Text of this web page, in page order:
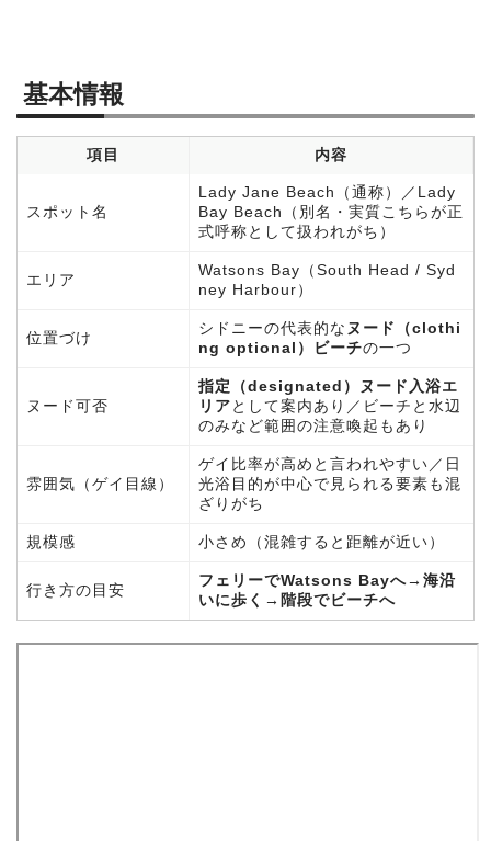
基本情報
項目 内容
スポット名
Lady Jane Beach（通称）／Lady
Bay Beach（別名・実質こちらが正
式呼称として扱われがち）
エリア
Watsons Bay（South Head / Syd
ney Harbour）
位置づけ
シドニーの代表的な ヌード（clothi
ng optional）ビーチの一つ
ヌード可否
指定（designated）ヌード入浴エ
リアとして案内あり／ビーチと水辺
のみなど範囲の注意喚起もあり
雰囲気（ゲイ目線）
ゲイ比率が高めと言われやすい／日
光浴目的が中心で見られる要素も混
ざりがち
規模感 小さめ（混雑すると距離が近い）
行き方の目安
フェリーでWatsons Bayへ→海沿
いに歩く→階段でビーチへ